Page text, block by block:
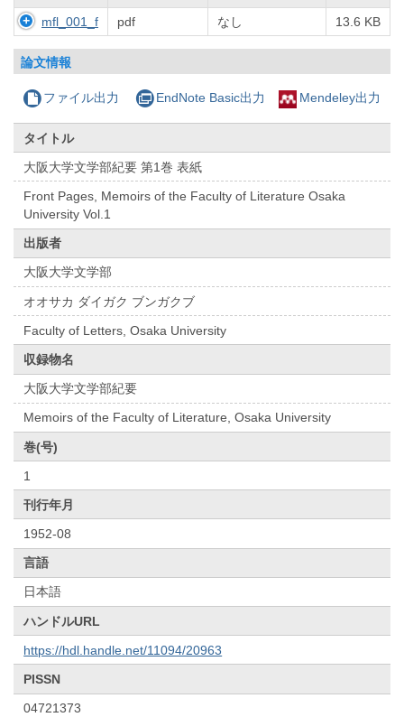
mfl_001_f pdf なし 13.6 KB
論文情報
ファイル出力 EndNote Basic出力 Mendeley出力
タイトル
大阪大学文学部紀要 第1巻 表紙
Front Pages, Memoirs of the Faculty of Literature Osaka
University Vol.1
出版者
大阪大学文学部
オオサカ ダイガク ブンガクブ
Faculty of Letters, Osaka University
収録物名
大阪大学文学部紀要
Memoirs of the Faculty of Literature, Osaka University
巻(号)
1
刊行年月
1952-08
言語
日本語
ハンドルURL
https://hdl.handle.net/11094/20963
PISSN
04721373